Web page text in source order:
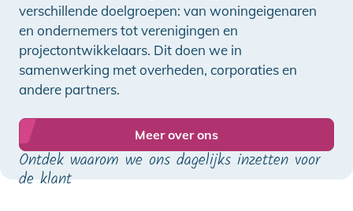
verschillende doelgroepen: van woningeigenaren
en ondernemers tot verenigingen en
projectontwikkelaars. Dit doen we in
samenwerking met overheden, corporaties en
andere partners.
Meer over ons
Ontdek waarom we ons dagelijks inzetten voor
de klant